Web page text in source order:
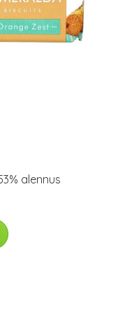
alennus